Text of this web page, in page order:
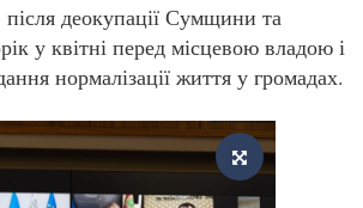
деокупації Сумщини та
у квітні перед місцевою владою і
нормалізації життя у громадах.